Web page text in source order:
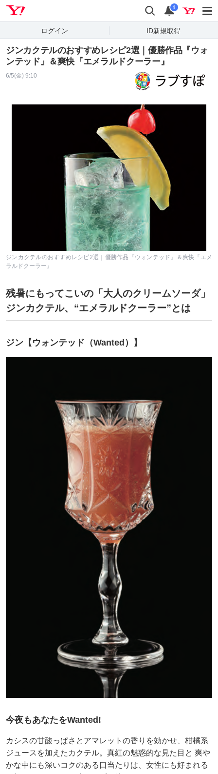
検索 通知
i
ログイン ID新規取得
ジンカクテルのおすすめレシピ2選｜優勝作品『ウォ
ンテッド』＆爽快『エメラルドクーラー』
6/5(金) 9:10
ジンカクテルのおすすめレシピ2選｜優勝作品『ウォンテッド』＆爽快『エメ
ラルドクーラー』
残暑にもってこいの「大人のクリームソーダ」
ジンカクテル、“エメラルドクーラー”とは
ジン【ウォンテッド（Wanted）】
今夜もあなたをWanted!
カシスの甘酸っぱさとアマレットの香りを効かせ、柑橘系
ジュースを加えたカクテル。真紅の魅惑的な見た目と 爽や
かな中にも深いコクのある口当たりは、女性にも好まれる